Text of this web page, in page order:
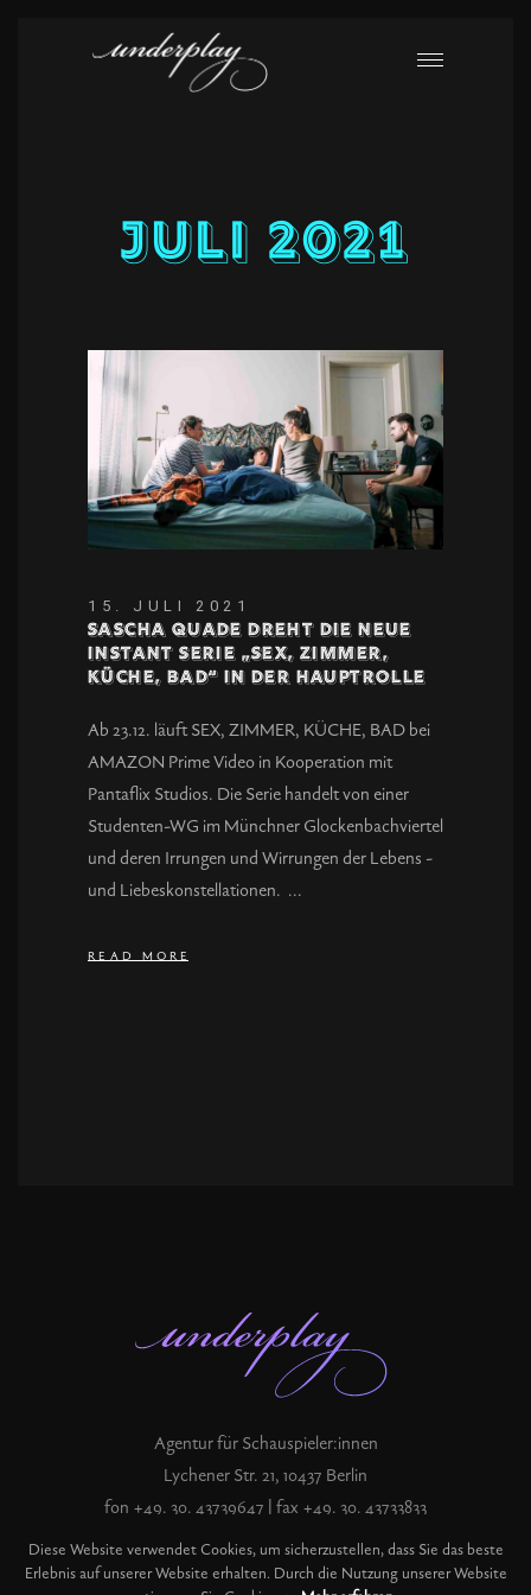
Juli 2021
15. JULI 2021
Sascha Quade dreht die neue
Instant Serie „Sex, Zimmer,
Küche, Bad“ in der Hauptrolle
Ab 23.12. läuft SEX, ZIMMER, KÜCHE, BAD bei
AMAZON Prime Video in Kooperation mit
Pantaflix Studios. Die Serie handelt von einer
Studenten-WG im Münchner Glockenbachviertel
und deren Irrungen und Wirrungen der Lebens -
und Liebeskonstellationen.
READ MORE
Diese Website verwendet Cookies, um sicherzustellen, dass Sie das beste
Erlebnis auf unserer Website erhalten. Durch die Nutzung unserer Website
Agentur für Schauspieler:innen
Lychener Str. 21, 10437 Berlin
fon +49. 30. 43739647 | fax +49. 30. 43733833
record@underplay.de